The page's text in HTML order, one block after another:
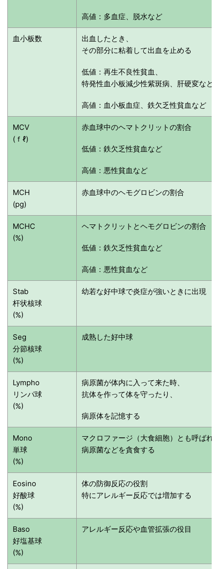
高値：多血症、脱水など
血小板数
出血したとき、
その部分に粘着して出血を止める
低値：再生不良性貧血、
特発性血小板減少性紫斑病、肝硬変など
高値：血小板血症、鉄欠乏性貧血など
MCV
(ｆℓ)
赤血球中のヘマトクリットの割合
低値：鉄欠乏性貧血など
高値：悪性貧血など
MCH
(pg)
赤血球中のヘモグロビンの割合
MCHC
(%)
ヘマトクリットとヘモグロビンの割合
低値：鉄欠乏性貧血など
高値：悪性貧血など
Stab
杆状核球
(%)
幼若な好中球で炎症が強いときに出現
Seg
分節核球
(%)
成熟した好中球
Lympho
リンパ球
(%)
病原菌が体内に入って来た時、
抗体を作って体を守ったり、
病原体を記憶する
Mono
単球
(%)
マクロファージ（大食細胞）とも呼ばれ
病原菌などを貪食する
Eosino
好酸球
(%)
体の防御反応の役割
特にアレルギー反応では増加する
Baso
好塩基球
(%)
アレルギー反応や血管拡張の役目